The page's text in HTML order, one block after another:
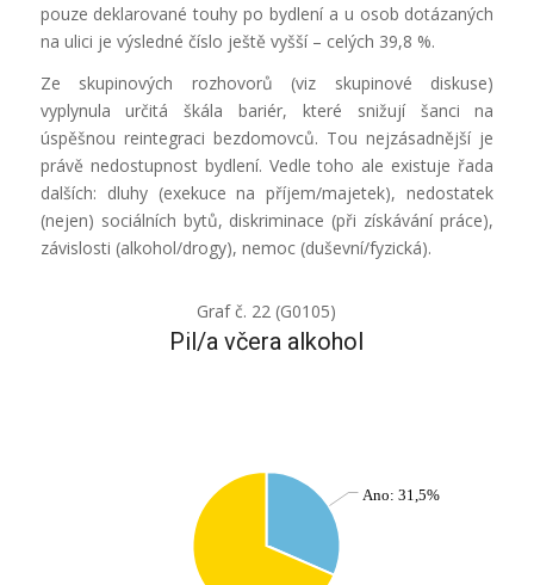
pouze deklarované touhy po bydlení a u osob dotázaných
na ulici je výsledné číslo ještě vyšší – celých 39,8 %.
Ze skupinových rozhovorů (viz skupinové diskuse)
vyplynula určitá škála bariér, které snižují šanci na
úspěšnou reintegraci bezdomovců. Tou nejzásadnější je
právě nedostupnost bydlení. Vedle toho ale existuje řada
dalších: dluhy (exekuce na příjem/majetek), nedostatek
(nejen) sociálních bytů, diskriminace (při získávání práce),
závislosti (alkohol/drogy), nemoc (duševní/fyzická).
Graf č. 22 (G0105)
Pil/a včera alkohol
Ano: 31,5%